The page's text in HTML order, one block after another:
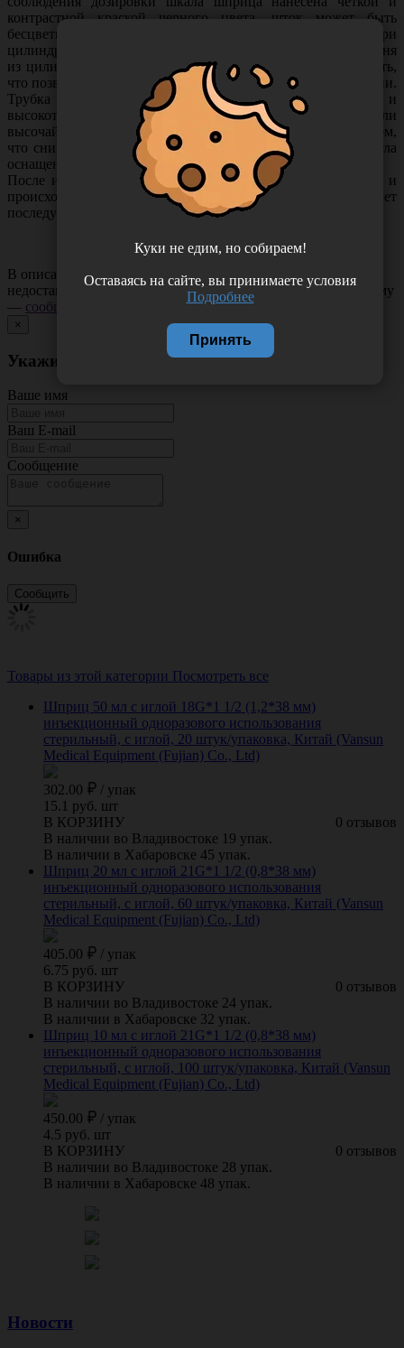
контрастной краской черного цвета, шток может быть
бесцветным или синего цвета. Стопорное кольцо внутри
цилиндра препятствует случайному выскальзыванию поршня
из цилиндра. Упоры для пальцев имеют особую ребристость,
что позволяет надежно удерживать шприц во время инъекции.
Трубка иглы имеет увеличенный внутренний диаметр и
высокоточную заточку, иглы производятся из стали
высочайшего качества, обработаны полидиметилсилоксаном,
что снижает травматизацию тканей при прокалывании. Игла
оснащена защитным колпачком.
После инъекции игла фиксируется в наконечнике шприца и
происходит разрушение штока, что препятствует
последующему повторному применению.
В описании товара могут иметь место неточности или
недостающая информация. Если вы заметили такую проблему
— сообщите нам
×
Укажите неточность в описании товара
Ваше имя
Ваш E-mail
Сообщение
×
Ошибка
Товары из этой категории Посмотреть все
Шприц 50 мл с иглой 18G*1 1/2 (1,2*38 мм)
инъекционный одноразового использования
стерильный, с иглой, 20 штук/упаковка, Китай (Vansun
Medical Equipment (Fujian) Co., Ltd)
302.00 / упак
15.1 руб. шт
0 отзывов
В КОРЗИНУ
В наличии во Владивостоке 19 упак.
В наличии в Хабаровске 45 упак.
Шприц 20 мл с иглой 21G*1 1/2 (0,8*38 мм)
инъекционный одноразового использования
стерильный, с иглой, 60 штук/упаковка, Китай (Vansun
Medical Equipment (Fujian) Co., Ltd)
405.00 / упак
6.75 руб. шт
0 отзывов
В КОРЗИНУ
В наличии во Владивостоке 24 упак.
В наличии в Хабаровске 32 упак.
Шприц 10 мл с иглой 21G*1 1/2 (0,8*38 мм)
инъекционный одноразового использования
стерильный, с иглой, 100 штук/упаковка, Китай (Vansun
Medical Equipment (Fujian) Co., Ltd)
450.00 / упак
4.5 руб. шт
0 отзывов
В КОРЗИНУ
В наличии во Владивостоке 28 упак.
В наличии в Хабаровске 48 упак.
Новости
Куки не едим, но собираем!
Оставаясь на сайте, вы принимаете условия
Подробнее
Принять